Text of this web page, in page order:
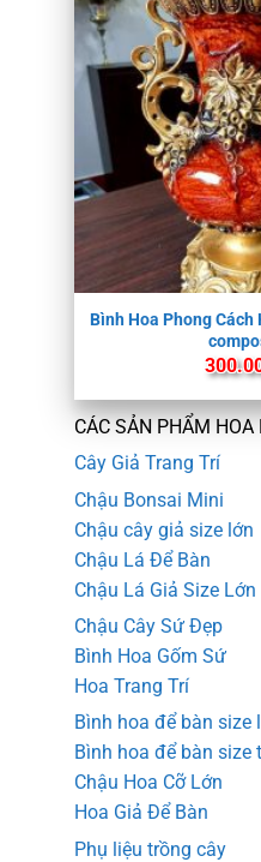
Bình Hoa Phong
CÁC SẢN PHẨM
Cây Giả Trang Trí
Chậu Bonsai Mini
Chậu cây giả size lớn
Chậu Lá Để Bàn
Chậu Lá Giả Size Lớn
Chậu Cây Sứ Đẹp
Bình Hoa Gốm Sứ
Hoa Trang Trí
Bình hoa để bàn size
Bình hoa để bàn size
Chậu Hoa Cỡ Lớn
Hoa Giả Để Bàn
Phụ liệu trồng cây